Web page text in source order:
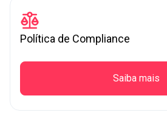
Política de Compliance
Saiba mais